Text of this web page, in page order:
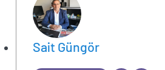
Sait Güngör